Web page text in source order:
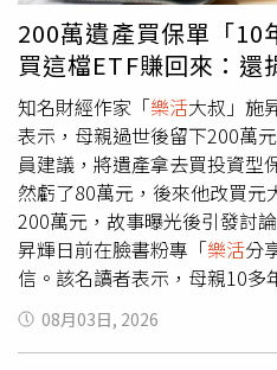
life.” 為品牌精神，相信即使
入一點創意、一抹色彩，也能
自一句簡單卻充滿想像力的提
不能很有趣嗎？」因此，
色、趣味十足的插畫與療癒可
活用品之中，希望陪伴每個人
間。（圖／品牌提供）即日起
B2 登場的台灣首間快閃店，
House）」 為主題，把充滿陽
間搬進台中，邀請消費者推開
wiggle 打造的繽紛世界，在
新發現日常生活的美好。歡慶
wiggle 推出限定優惠活動：
200萬遺產買保單「
買這檔ETF賺回來：還
知名財經作家「樂活大叔」施
表示，母親過世後留下200萬
員建議，將遺產拿去買投資型
然虧了80萬元，後來他改買元
200萬元，故事曝光後引發討
昇輝日前在臉書粉專「樂活分
信。該名讀者表示，母親10多
金，家人在隔年依照銀行人員
型保單。不過，10年後保單
元，加上10年來領取的現金股
08月03日, 2026